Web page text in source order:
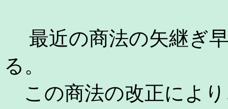
最近の商法の矢継ぎ
る。
この商法の改正により